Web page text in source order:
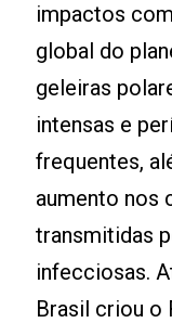
impactos
global do
geleiras
intensas e
frequentes,
aumento nos
transmitidas
infecciosas.
Brasil criou o